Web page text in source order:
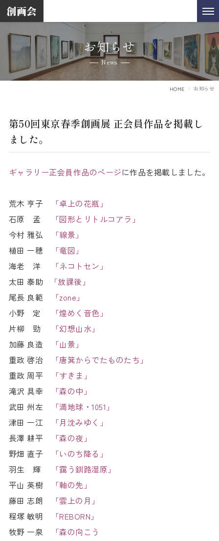
お知らせ
News
HOME お知らせ
第50回東京春季創画展 正会員作品を掲載し
ました。
ギャラリー正会員作品のページに作品を掲載しました。
荒木 亨子
「卓上の花瓶」
石原 孟
「図形とリトルコアラ」
今村 雅弘
「線景」
植田 一穂
「竜図」
海老 洋
「ネコトセン」
太田 泰助
「放課後」
尾長 良範
「zone」
小野 定
「煌めく音色」
片柳 勁
「幻想山水」
加藤 良造
「山景」
重政 啓治
「唐箕からでたものたち」
重政 周平
「すきま」
滝沢 具幸
「森の中」
武田 州左
「満地球・1051」
津田 一江
「月沈みゆく」
長澤 耕平
「森の夜」
野畑 直子
「いのち降る」
羽生 輝
「靄う釧路湿原」
平山 英樹
「軸の先」
藤田 志朗
「雲上の月」
程塚 敏明
「REBORN」
牧野 一泉
「森の向こう